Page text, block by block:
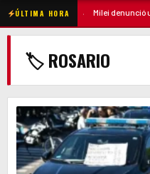
ÚLTIMA HORA
la madre · Milei denunció un
🏷 ROSARIO